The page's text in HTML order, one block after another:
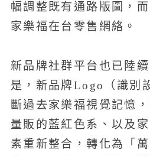
幅調整既有通路版圖，
家樂福在台零售網絡。
新品牌社群平台也已陸
是，新品牌Logo（識別
斷過去家樂福視覺記憶
量販的藍紅色系、以及
素重新整合，轉化為「